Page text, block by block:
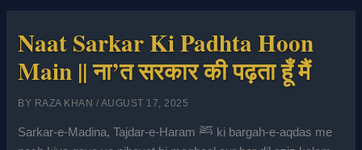
Naat Sarkar Ki Padhta Hoon
Main || ना’त सरकार की पढ़ता हूँ मैं
BY RAZA KHAN / AUGUST 17, 2025
Sarkar-e-Madina, Tajdar-e-Haram ﷺ ki bargah-e-aqdas me